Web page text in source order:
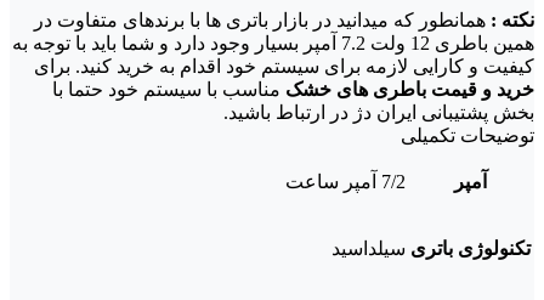
نکته : همانطور که میدانید در بازار باتری ها با برندهای متفاوت در
همین باطری 12 ولت 7.2 آمپر بسیار وجود دارد و شما باید با توجه به
کیفیت و کارایی لازمه برای سیستم خود اقدام به خرید کنید. برای
خرید و قیمت باطری های خشک مناسب با سیستم خود حتما با
بخش پشتیبانی ایران دژ در ارتباط باشید.
توضیحات تکمیلی
آمپر 7/2 آمپر ساعت
تکنولوژی باتری سیلداسید